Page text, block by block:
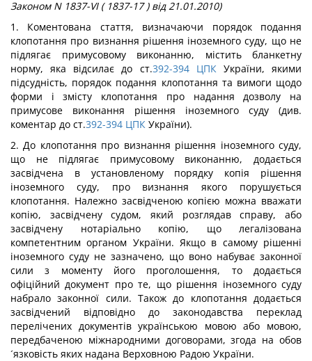
Законом N 1837-VI ( 1837-17 ) від 21.01.2010)
1. Коментована стаття, визначаючи порядок подання
клопотання про визнання рішення іноземного суду, що не
підлягає примусовому виконанню, містить бланкетну
норму, яка відсилає до ст.392-394 ЦПКУкраїни, якими
підсудність, порядок подання клопотання та вимоги щодо
форми і змісту клопотання про надання дозволу на
примусове виконання рішення іноземного суду (див.
коментар до ст.392-394 ЦПК України).
2. До клопотання про визнання рішення іноземного суду,
що не підлягає примусовому виконанню, додається
засвідчена в установленому порядку копія рішення
іноземного суду, про визнання якого порушується
клопотання. Належно засвідченою копією можна вважати
копію, засвідчену судом, який розглядав справу, або
засвідчену нотаріально копію, що легалізована
компетентним органом України. Якщо в самому рішенні
іноземного суду не зазначено, що воно набуває законної
сили з моменту його проголошення, то додається
офіційний документ про те, що рішення іноземного суду
набрало законної сили. Також до клопотання додається
засвідчений відповідно до законодавства переклад
перелічених документів українською мовою або мовою,
передбаченою міжнародними договорами, згода на обов
´язковість яких надана Верховною Радою України.